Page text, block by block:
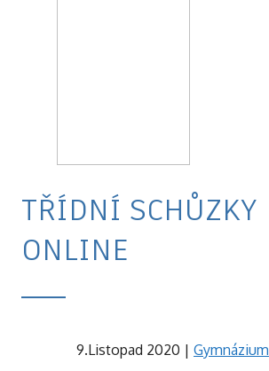
TŘÍDNÍ SCHŮZKY
ONLINE
9.Listopad 2020 | Gymnázium